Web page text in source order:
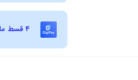
4 قسط ماهانه 124,495 تومانی با دیجی ‌پی! (بدون کارمزد)